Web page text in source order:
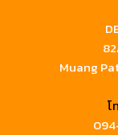
Muang
โ